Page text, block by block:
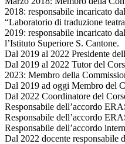
2018: responsabile incaricato
“Laboratorio di traduzione
2019: responsabile incaricato
l’Istituto Superiore S. Cantone.
Dal 2019 al 2022 Presidente
Dal 2019 al 2022 Tutor del
2023: Membro della
Dal 2019 ad oggi Membro del
Dal 2022 Coordinatore del
Responsabile dell’accordo
Responsabile dell’accordo
Responsabile dell’accordo
Dal 2022 docente responsabile